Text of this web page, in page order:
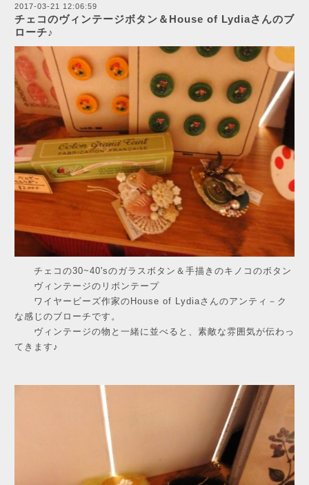
2017-03-21 12:06:59
チェコのヴィンテージボタン＆House of Lydiaさんのブ
ローチ♪
チェコの30~40'sのガラスボタン＆手描きのキノコのボタン
ヴィンテージのリボンテープ
ワイヤービーズ作家のHouse of Lydiaさんのアンティ－ク
な感じのブローチです。
ヴィンテージの物と一緒に並べると、素敵な雰囲気が伝わっ
てきます♪